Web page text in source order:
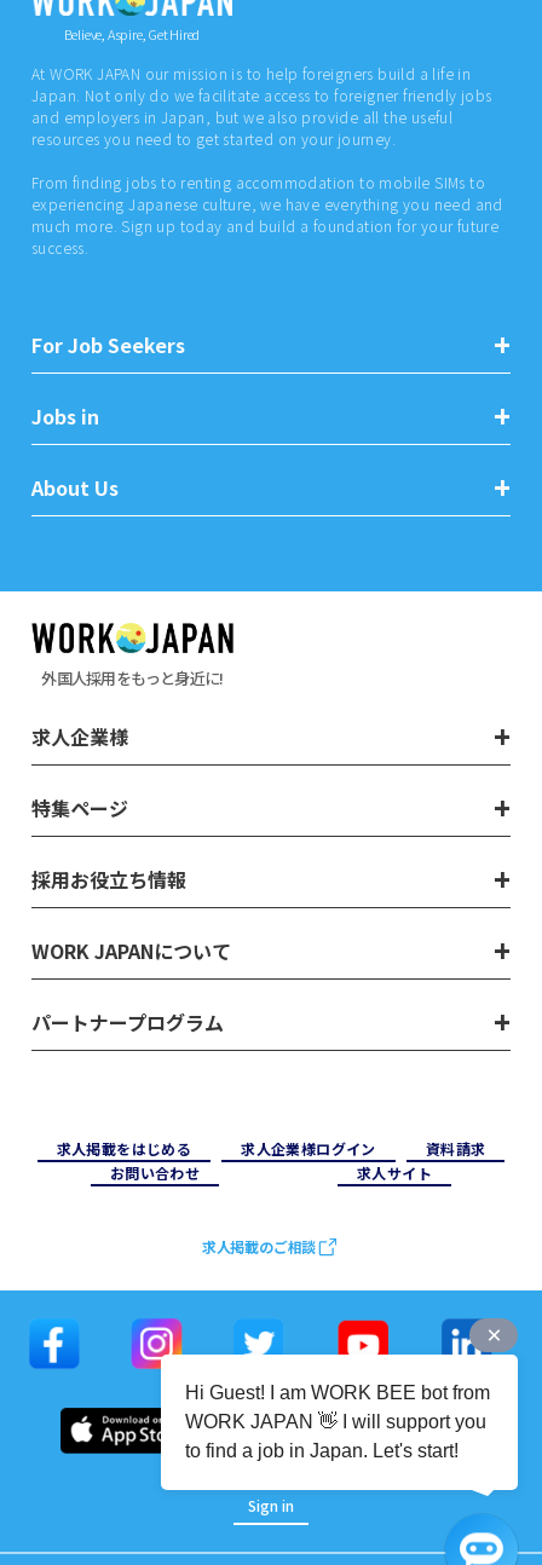
Believe, Aspire, Get Hired
At WORK JAPAN our mission is to help foreigners build a life in
Japan. Not only do we facilitate access to foreigner friendly jobs
and employers in Japan, but we also provide all the useful
resources you need to get started on your journey.
From finding jobs to renting accommodation to mobile SIMs to
experiencing Japanese culture, we have everything you need and
much more. Sign up today and build a foundation for your future
success.
For Job Seekers
Jobs in
About Us
外国人採用をもっと身近に!
求人企業様
特集ページ
採用お役立ち情報
WORK JAPANについて
パートナープログラム
求⼈掲載をはじめる 求⼈企業様ログイン
資料請求
お問い合わせ
求⼈サイト
求人掲載のご相談
Sign in
Hi Guest! I am WORK BEE bot from
WORK JAPAN 👋 I will support you
to find a job in Japan. Let's start!